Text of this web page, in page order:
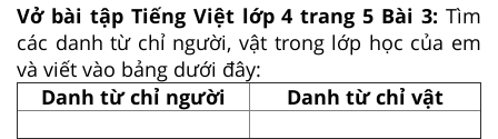
Vở bài tập Tiếng Việt lớp 4 trang 5 Bài 3: Tìm
các danh từ chỉ người, vật trong lớp học của em
và viết vào bảng dưới đây:
Danh từ chỉ người
Danh từ chỉ vật